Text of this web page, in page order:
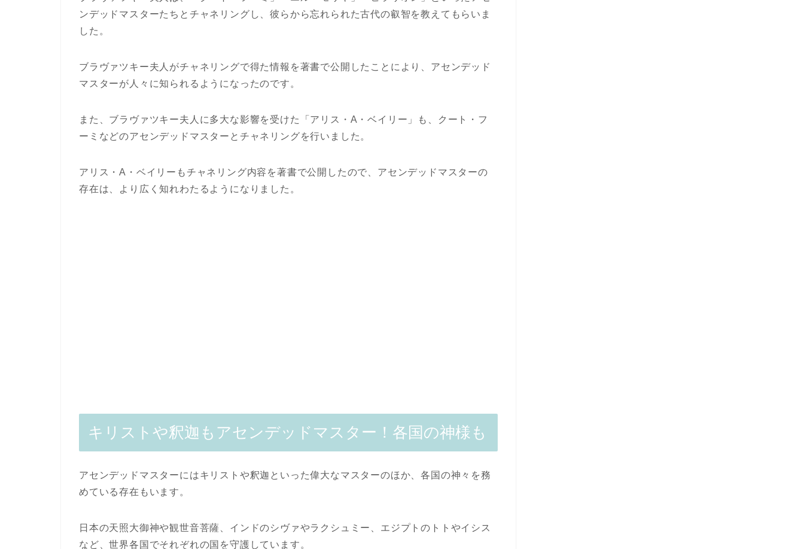
ンデッドマスターたちとチャネリングし、彼らから忘れられた古代の叡智を教えてもらいま
した。
ブラヴァツキー夫人がチャネリングで得た情報を著書で公開したことにより、アセンデッド
マスターが人々に知られるようになったのです。
また、ブラヴァツキー夫人に多大な影響を受けた「アリス・A・ベイリー」も、クート・フ
ーミなどのアセンデッドマスターとチャネリングを行いました。
アリス・A・ベイリーもチャネリング内容を著書で公開したので、アセンデッドマスターの
存在は、より広く知れわたるようになりました。
キリストや釈迦もアセンデッドマスター！各国の神様も
アセンデッドマスターにはキリストや釈迦といった偉大なマスターのほか、各国の神々を務
めている存在もいます。
日本の天照大御神や観世音菩薩、インドのシヴァやラクシュミー、エジプトのトトやイシス
など、世界各国でそれぞれの国を守護しています。